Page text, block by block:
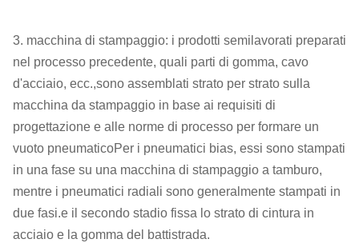
3. macchina di stampaggio: i prodotti semilavorati preparati
nel processo precedente, quali parti di gomma, cavo
d'acciaio, ecc.,sono assemblati strato per strato sulla
macchina da stampaggio in base ai requisiti di
progettazione e alle norme di processo per formare un
vuoto pneumaticoPer i pneumatici bias, essi sono stampati
in una fase su una macchina di stampaggio a tamburo,
mentre i pneumatici radiali sono generalmente stampati in
due fasi.e il secondo stadio fissa lo strato di cintura in
acciaio e la gomma del battistrada.